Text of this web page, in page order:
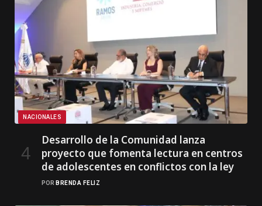
NACIONALES
Desarrollo de la Comunidad lanza
proyecto que fomenta lectura en centros
de adolescentes en conflictos con la ley
POR BRENDA FELIZ